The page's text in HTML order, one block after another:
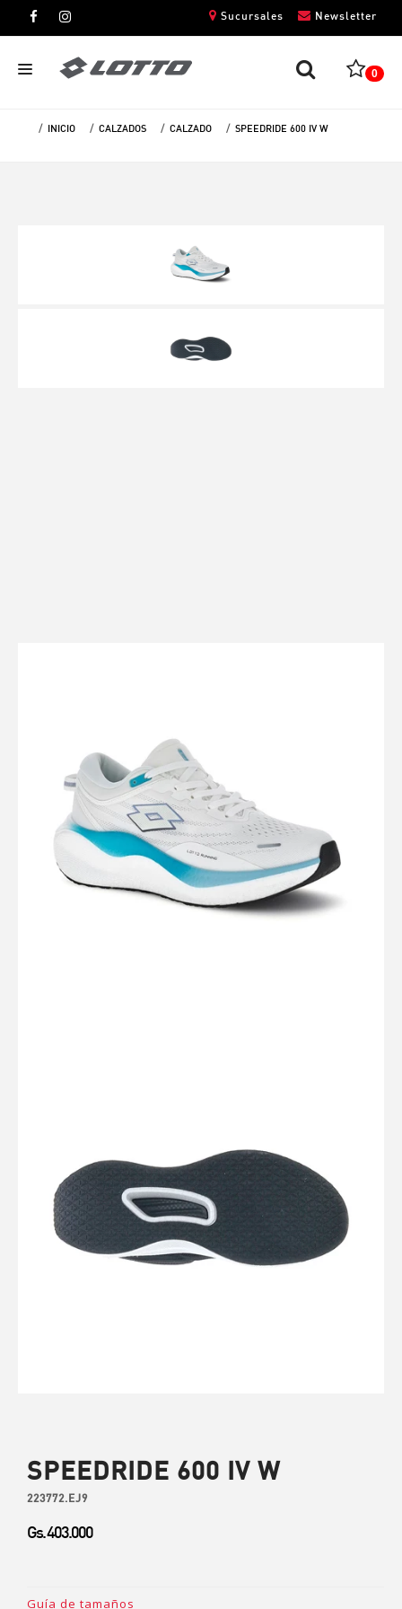
Newsletter
Sucursales
0
INICIO CALZADOS CALZADO SPEEDRIDE 600 IV W
SPEEDRIDE 600 IV W
223772.EJ9
Gs. 403.000
Guía de tamaños